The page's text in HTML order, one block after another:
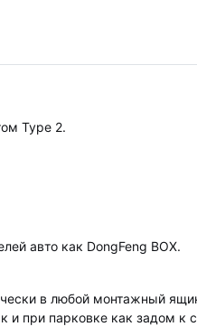
Type 2.
авто как DongFeng BOX.
в любой монтажный
и при парковке как задом к